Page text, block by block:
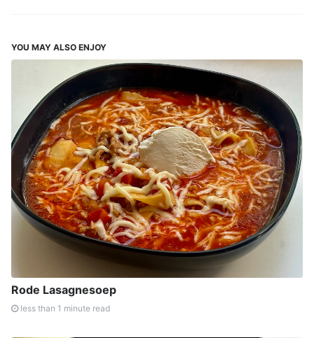
YOU MAY ALSO ENJOY
Rode Lasagnesoep
less than 1 minute read